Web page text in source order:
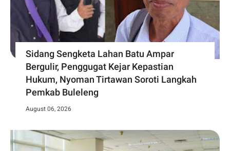
Sidang Sengketa Lahan Batu Ampar
Bergulir, Penggugat Kejar Kepastian
Hukum, Nyoman Tirtawan Soroti Langkah
Pemkab Buleleng
August 06, 2026